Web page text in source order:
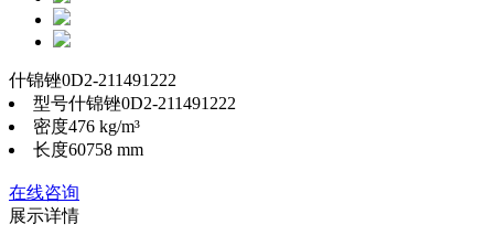
什锦锉0D2-211491222
型号什锦锉0D2-211491222
密度476 kg/m³
长度60758 mm
在线咨询
展示详情